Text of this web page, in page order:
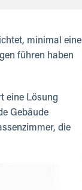
minimal eine
führen haben
eine Lösung
Gebäude
die